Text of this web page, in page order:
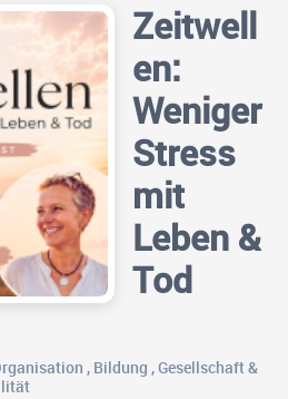
Zeitwell
en:
Weniger
Stress
mit
Leben &
Tod
, Bildung ,Gesellschaft &